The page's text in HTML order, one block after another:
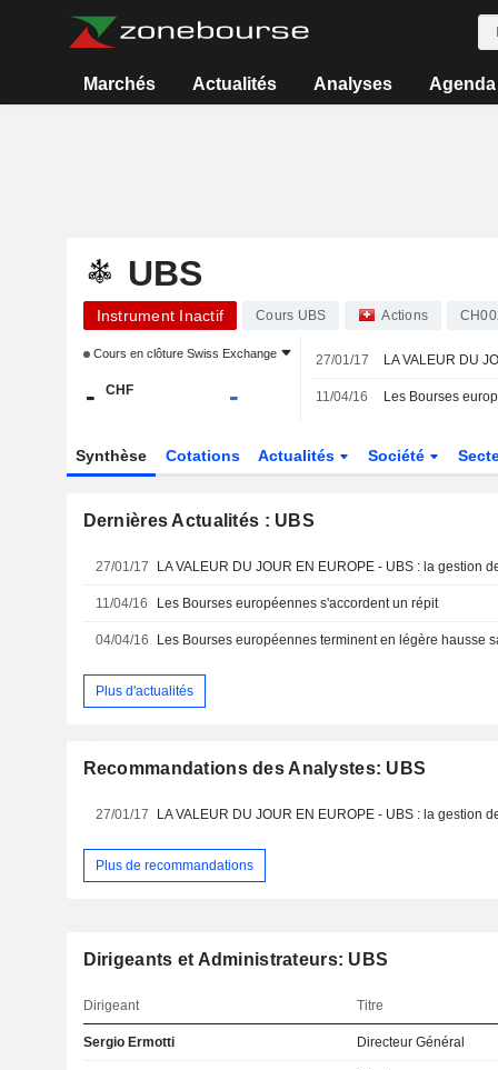
Marchés Actualités Analyses Agenda
UBS
Instrument Inactif Cours UBS Actions
Cours en clôture Swiss Exchange
- CHF -
27/01/17 LA VALEUR DU
11/04/16 Les Bourses
Synthèse Cotations Actualités Société
Dernières Actualités : UBS
27/01/17 LA VALEUR DU JOUR EN EUROPE - UBS : la gestion
11/04/16 Les Bourses européennes s'accordent un répit
04/04/16 Les Bourses européennes terminent en légère hausse
Plus d'actualités
Recommandations des Analystes: UBS
27/01/17 LA VALEUR DU JOUR EN EUROPE - UBS : la gestion
Plus de recommandations
Dirigeants et Administrateurs: UBS
Dirigeant Titre
Sergio Ermotti Directeur Général